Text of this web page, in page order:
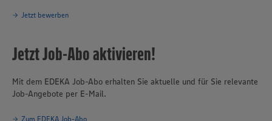
Jetzt bewerben
Jetzt Job-Abo aktivieren!
Mit dem EDEKA Job-Abo erhalten Sie aktuelle und für Sie relevante
Job-Angebote per E-Mail.
Zum EDEKA Job-Abo